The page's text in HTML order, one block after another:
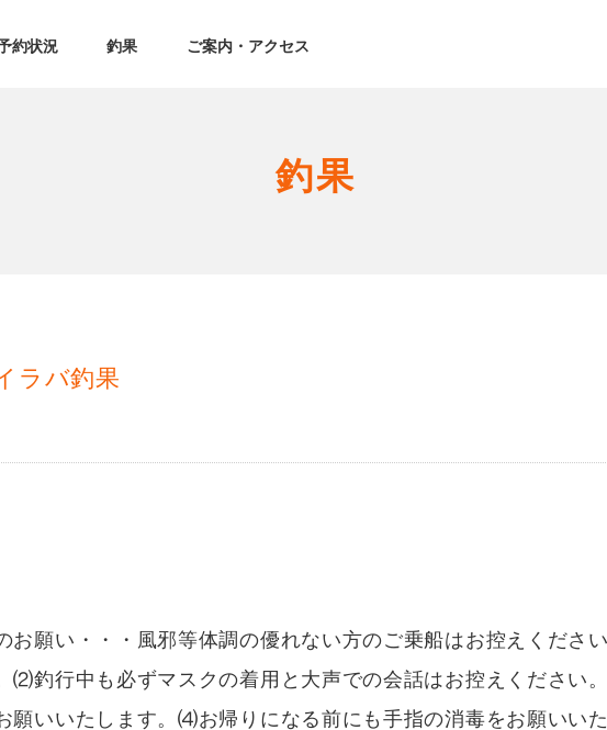
約状況 釣果 ご案内・アクセス
釣果
ラバ釣果
お願い・・・風邪等体調の優れない方のご乗船はお控えくださ
⑵釣行中も必ずマスクの着用と大声での会話はお控えください
願いいたします。⑷お帰りになる前にも手指の消毒をお願いい